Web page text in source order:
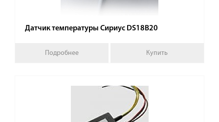
Датчик температуры Сириус DS18B20
Подробнее Купить